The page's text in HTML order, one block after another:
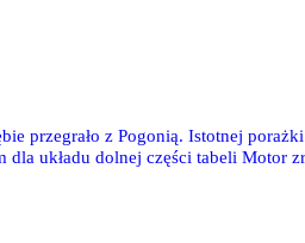
przegrało z Pogonią. Istotnej
układu dolnej części tabeli Motor